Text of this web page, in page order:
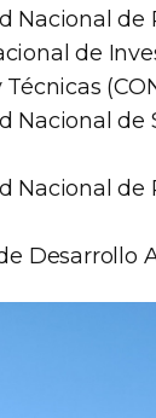
Nacional de
de
Nacional de
Nacional de
Desarrollo